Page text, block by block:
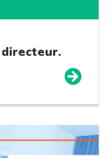
directeur.